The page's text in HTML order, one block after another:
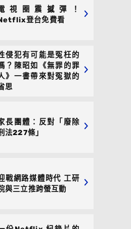
視圈震撼彈！
登台免費看
侵犯有可能是冤枉的
？陳昭如《無罪的罪
》一書帶來對冤獄的
思
長團體：反對「廢除
法227條」
戰網路媒體時代 工研
與三立推跨螢互動